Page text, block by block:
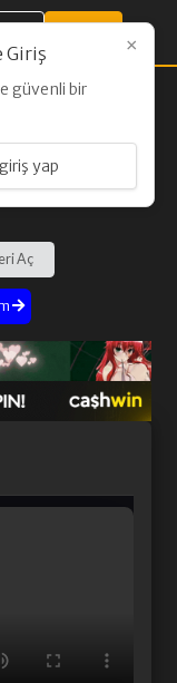
Aç
×
Giriş
güvenli bir
yap